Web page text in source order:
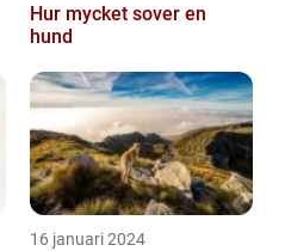
Hur mycket sover en
hund
16 januari 2024